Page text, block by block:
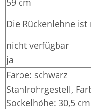
Die Rückenlehne ist
nicht verfügbar
ja
Farbe: schwarz
Stahlrohrgestell,
Sockelhöhe: 30,5 cm